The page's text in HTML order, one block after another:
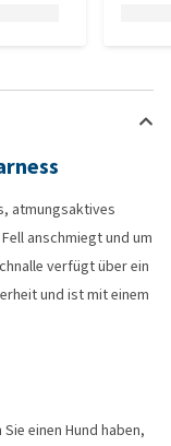
atmungsaktives
anschmiegt und um
verfügt über ein
und ist mit einem
einen Hund haben,